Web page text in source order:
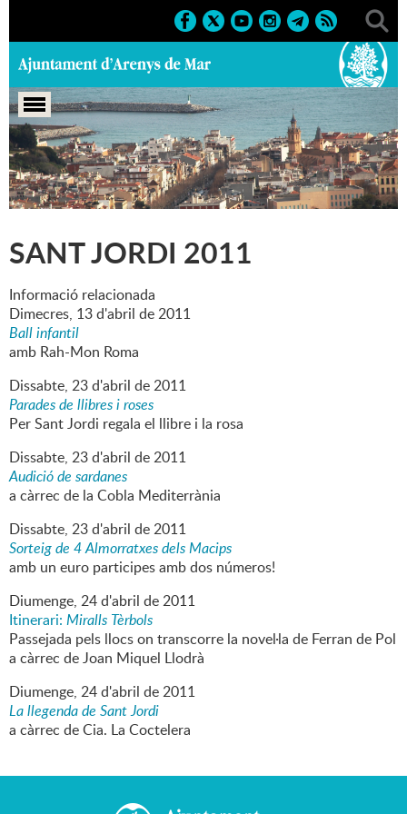
Portada > Marcs > 2011 > Culturals > Sant Jordi 2011
SANT JORDI 2011
Informació relacionada
Dimecres, 13d'abril de2011
Ball infantil
amb Rah-Mon Roma
Dissabte, 23d'abril de2011
Parades de llibres i roses
Per Sant Jordi regala el llibre i la rosa
Dissabte, 23d'abril de2011
Audició de sardanes
a càrrec de la Cobla Mediterrània
Dissabte, 23d'abril de2011
Sorteig de 4 Almorratxes dels Macips
amb un euro participes amb dos números!
Diumenge, 24d'abril de2011
Itinerari: Miralls Tèrbols
Passejada pels llocs on transcorre la novel·la de Ferran de Pol
a càrrec de Joan Miquel Llodrà
Diumenge, 24d'abril de2011
La llegenda de Sant Jordi
a càrrec de Cia. La Coctelera